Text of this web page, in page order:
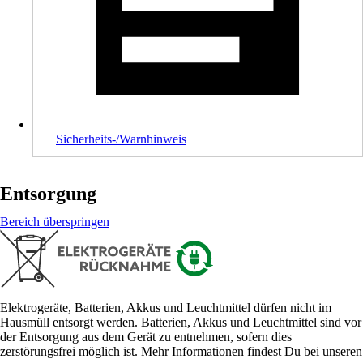
Sicherheits-/Warnhinweis
Entsorgung
Bereich überspringen
Elektrogeräte, Batterien, Akkus und Leuchtmittel dürfen nicht im
Hausmüll entsorgt werden. Batterien, Akkus und Leuchtmittel sind vor
der Entsorgung aus dem Gerät zu entnehmen, sofern dies
zerstörungsfrei möglich ist. Mehr Informationen findest Du bei unseren